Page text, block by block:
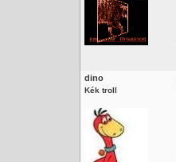
dino
Kék troll